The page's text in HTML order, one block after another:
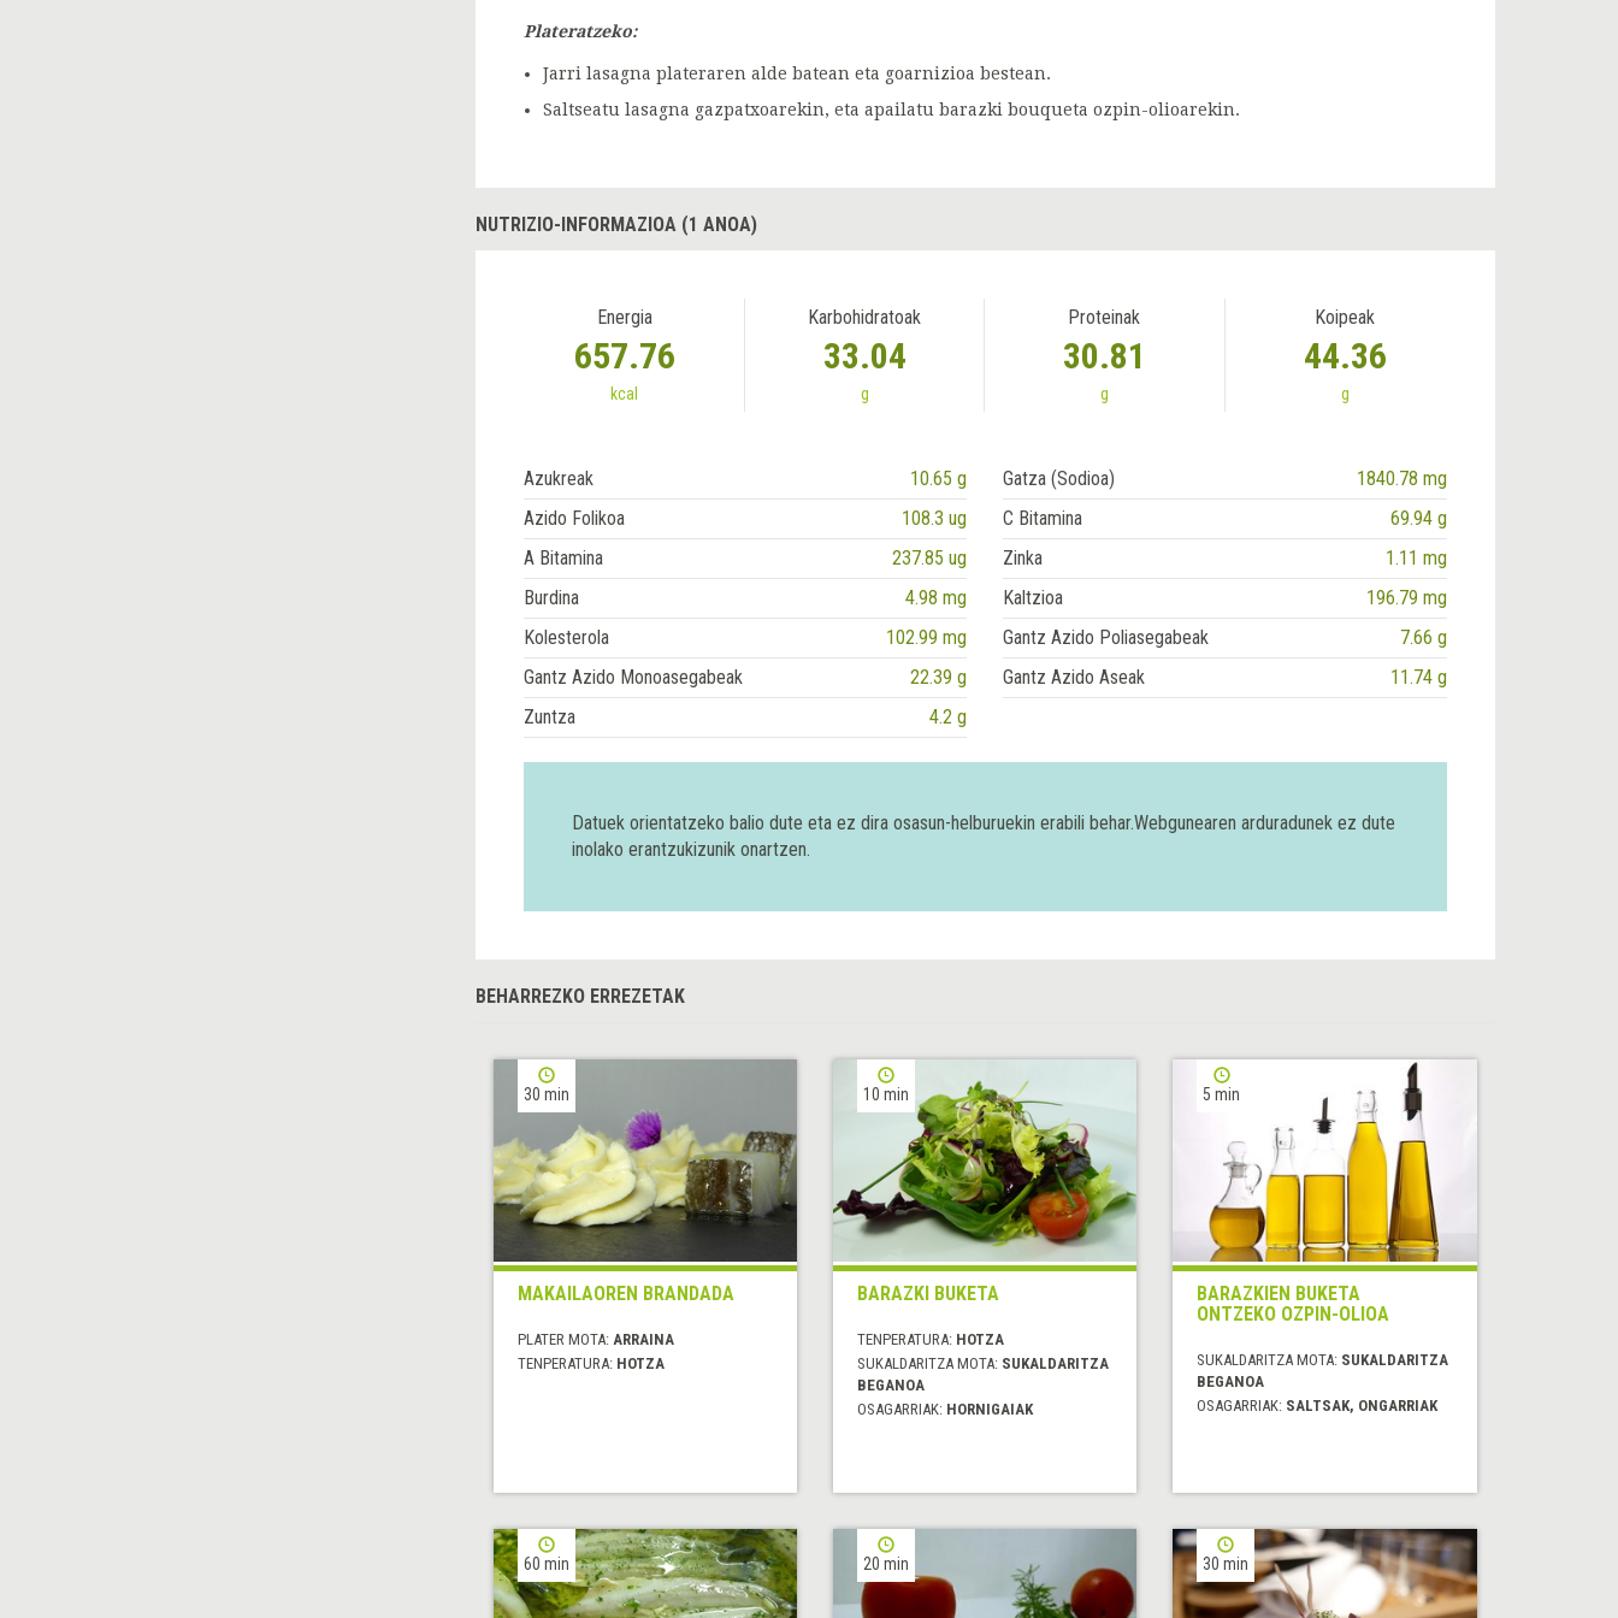
Plateratzeko:
Jarri lasagna plateraren alde batean eta goarnizioa bestean.
Saltseatu lasagna gazpatxoarekin, eta apailatu barazki bouqueta ozpin-olioarekin.
NUTRIZIO-INFORMAZIOA (1 ANOA)
Energia
657.76
kcal
Karbohidratoak
33.04
g
Proteinak
30.81
g
Koipeak
44.36
g
Azukreak 10.65 g Gatza (Sodioa)
1840.78 mg
Azido Folikoa
108.3 ug C Bitamina
69.94 g
A Bitamina
237.85 ug Zinka
1.11 mg
Burdina
4.98 mg Kaltzioa
196.79 mg
Kolesterola
102.99 mg Gantz Azido Poliasegabeak
7.66 g
Gantz Azido Monoasegabeak
22.39 g Gantz Azido Aseak
11.74 g
Zuntza
4.2 g
Datuek orientatzeko balio dute eta ez dira osasun-helburuekin erabili behar.Webgunearen arduradunek ez dute
inolako erantzukizunik onartzen.
BEHARREZKO ERREZETAK
30 min
MAKAILAOREN BRANDADA
PLATER MOTA: ARRAINA
TENPERATURA: HOTZA
10 min
BARAZKI BUKETA
TENPERATURA: HOTZA
SUKALDARITZA MOTA: SUKALDARITZA
BEGANOA
OSAGARRIAK: HORNIGAIAK
5 min
BARAZKIEN BUKETA
ONTZEKO OZPIN-OLIOA
SUKALDARITZA MOTA: SUKALDARITZA
BEGANOA
OSAGARRIAK: SALTSAK, ONGARRIAK
60 min 20 min 30 min